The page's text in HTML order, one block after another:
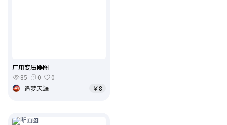
厂用变压器图
85
0
0
追梦天涯
￥8